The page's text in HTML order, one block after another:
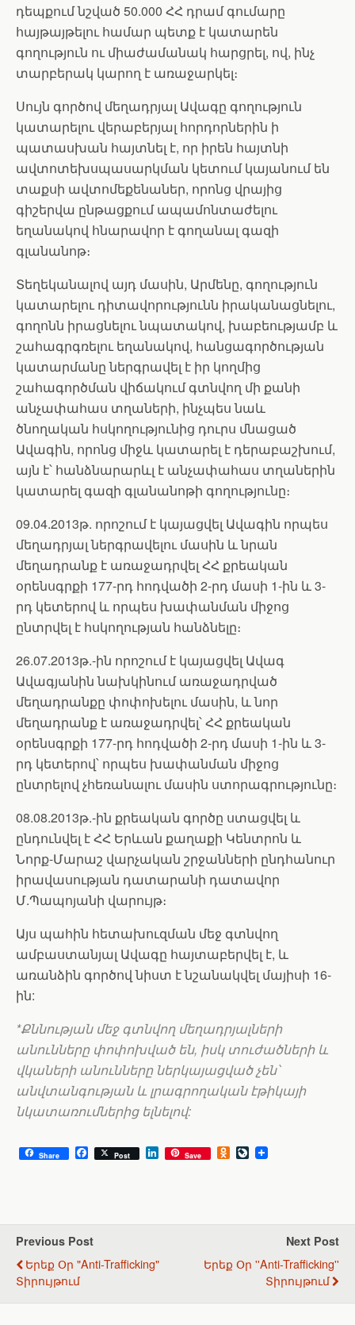
դեպքում նշված 50.000 ՀՀ դրամ գումարը
հայթայթելու համար պետք է կատարեն
գողություն ու միաժամանակ հարցրել, ով, ինչ
տարբերակ կարող է առաջարկել։
Սույն գործով մեղադրյալ Ավագը գողություն
կատարելու վերաբերյալ հորդորներին ի
պատասխան հայտնել է, որ իրեն հայտնի
ավտոտեխսպասարկման կետում կայանում են
տաքսի ավտոմեքենաներ, որոնց վրայից
գիշերվա ընթացքում ապամոնտաժելու
եղանակով հնարավոր է գողանալ գազի
գլանանոթ։
Տեղեկանալով այդ մասին, Արմենը, գողություն
կատարելու դիտավորությունն իրականացնելու,
գողոնն իրացնելու նպատակով, խաբեությամբ և
շահագրգռելու եղանակով, հանցագործության
կատարմանը ներգրավել է իր կողմից
շահագործման վիճակում գտնվող մի քանի
անչափահաս տղաների, ինչպես նաև
ծնողական հսկողությունից դուրս մնացած
Ավագին, որոնց միջև կատարել է դերաբաշխում,
այն է՝ հանձնարարևլ է անչափահաս տղաներին
կատարել գազի գլանանոթի գողությունը։
09.04.2013թ. որոշում է կայացվել Ավագին որպես
մեղադրյալ ներգրավելու մասին և նրան
մեղադրանք է առաջադրվել ՀՀ քրեական
օրենսգրքի 177-րդ հոդվածի 2-րդ մասի 1-ին և 3-
րդ կետերով և որպես խափանման միջոց
ընտրվել է հսկողության հանձնելը։
26.07.2013թ.-ին որոշում է կայացվել Ավագ
Ավագյանին նախկինում առաջադրված
մեղադրանքը փոփոխելու մասին, և նոր
մեղադրանք է առաջադրվել՝ ՀՀ քրեական
օրենսգրքի 177-րդ հոդվածի 2-րդ մասի 1-ին և 3-
րդ կետերով՝ որպես խափանման միջոց
ընտրելով չհեռանալու մասին ստորագրությունը։
08.08.2013թ.-ին քրեական գործը ստացվել և
ընդունվել է ՀՀ Երևան քաղաքի Կենտրոն և
Նորք-Մարաշ վարչական շրջանների ընդհանուր
իրավասության դատարանի դատավոր
Մ.Պապոյանի վարույթ։
Այս պահին հետախուզման մեջ գտնվող
ամբաստանյալ Ավագը հայտաբերվել է, և
առանձին գործով նիստ է նշանակվել մայիսի 16-
ին:
*Քննության մեջ գտնվող մեղադրյալների
անունները փոփոխված են, իսկ տուժածների և
վկաների անունները ներկայացված չեն՝
անվտանգության և լրագրողական էթիկայի
նկատառումներից ելնելով:
Share F
a
o
k
Post L
I
Save O
d
a
n
i
L
u
a
Previous Post
Երեք Օր "anti-Trafficking"
Տիրույթում
Next Post
Երեք Օր ''anti-Trafficking''
Տիրույթում